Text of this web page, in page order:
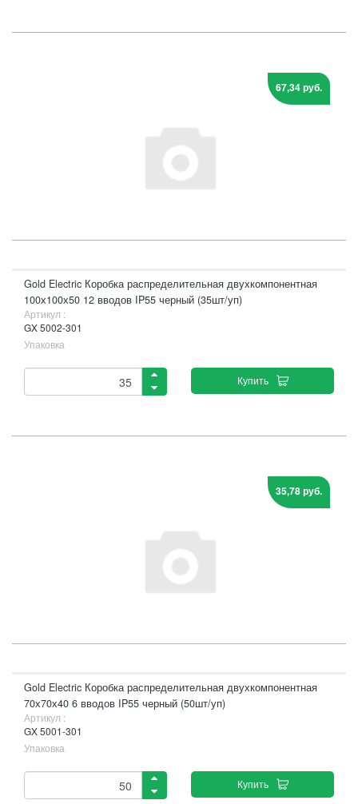
67,34 руб.
Gold Electric Коробка распределительная двухкомпонентная
100х100х50 12 вводов IP55 черный (35шт/уп)
Артикул :
GX 5002-301
Упаковка
Купить
35,78 руб.
Gold Electric Коробка распределительная двухкомпонентная
70х70х40 6 вводов IP55 черный (50шт/уп)
Артикул :
GX 5001-301
Упаковка
Купить